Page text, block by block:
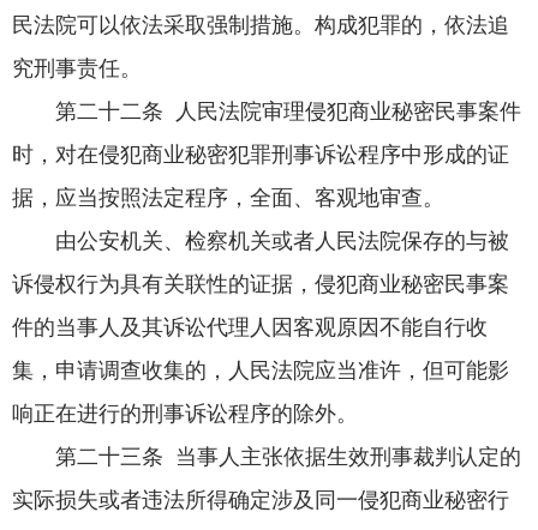
民法院可以依法采取强制措施。构成犯罪的，依法追
究刑事责任。
第二十二条 人民法院审理侵犯商业秘密民事案件
时，对在侵犯商业秘密犯罪刑事诉讼程序中形成的证
据，应当按照法定程序，全面、客观地审查。
由公安机关、检察机关或者人民法院保存的与被
诉侵权行为具有关联性的证据，侵犯商业秘密民事案
件的当事人及其诉讼代理人因客观原因不能自行收
集，申请调查收集的，人民法院应当准许，但可能影
响正在进行的刑事诉讼程序的除外。
第二十三条 当事人主张依据生效刑事裁判认定的
实际损失或者违法所得确定涉及同一侵犯商业秘密行